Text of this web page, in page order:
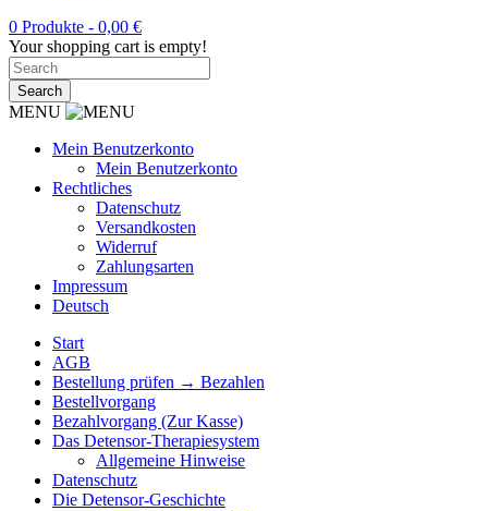
0 Produkte - 0,00 €
Your shopping cart is empty!
MENU
Mein Benutzerkonto
Mein Benutzerkonto
Rechtliches
Datenschutz
Versandkosten
Widerruf
Zahlungsarten
Impressum
Deutsch
Start
AGB
Bestellung prüfen → Bezahlen
Bestellvorgang
Bezahlvorgang (Zur Kasse)
Das Detensor-Therapiesystem
Allgemeine Hinweise
Datenschutz
Die Detensor-Geschichte